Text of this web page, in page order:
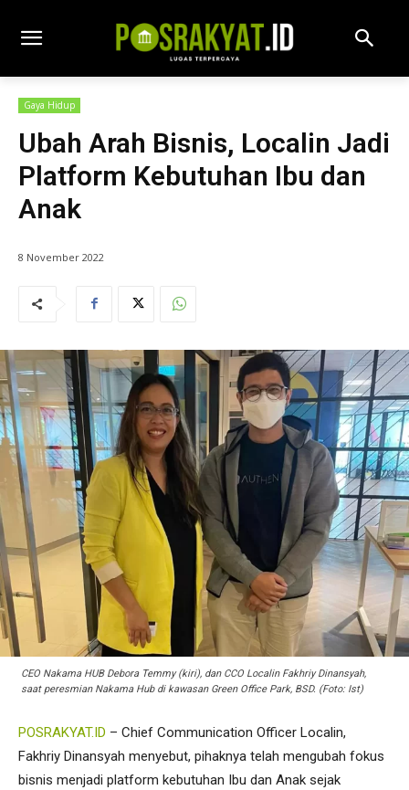
Gaya Hidup
Ubah Arah Bisnis, Localin Jadi
Platform Kebutuhan Ibu dan
Anak
8 November 2022
CEO Nakama HUB Debora Temmy (kiri), dan CCO Localin Fakhriy Dinansyah,
saat peresmian Nakama Hub di kawasan Green Office Park, BSD. (Foto: Ist)
POSRAKYAT.ID – Chief Communication Officer Localin,
Fakhriy Dinansyah menyebut, pihaknya telah mengubah fokus
bisnis menjadi platform kebutuhan Ibu dan Anak sejak